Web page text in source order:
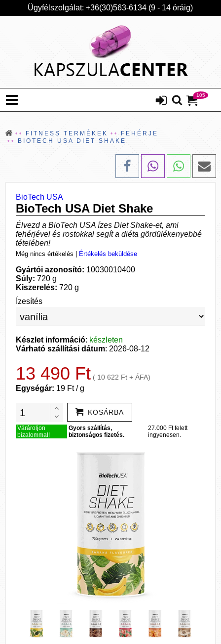
Ügyfélszolgálat: +36(30)563-6134 (9 - 14 óráig)
105
FITNESS TERMÉKEK
FEHÉRJE
BIOTECH USA DIET SHAKE
BioTech USA
BioTech USA Diet Shake
Élvezd a BioTech USA ízes Diet Shake-et, ami
fehérjével és rostokkal segít a diéta gördülékenyebbé
tételében!
Még nincs értékelés Értékelés beküldése
Gyártói azonosító: 10030010400
Súly: 720 g
Kiszerelés: 720 g
Ízesítés
Készlet információ: készleten
Várható szállítási dátum: 2026-08-12
13 490 Ft ( 10 622 Ft + ÁFA)
Egységár: 19 Ft / g
KOSÁRBA
Várároljon
bizalommal!
Gyors szállítás,
biztonságos fizetés.
27.000 Ft felett
ingyenesen.